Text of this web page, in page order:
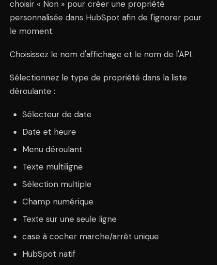
choisir « Non » pour créer une propriété
personnalisée dans HubSpot afin de l'ignorer pour
le moment.
Choisissez le nom d'affichage et le nom de l'API.
Sélectionnez le type de propriété dans la liste
déroulante :
Sélecteur de date
Date et heure
Menu déroulant
Texte multiligne
Sélection multiple
Champ numérique
Texte sur une seule ligne
case à cocher marche/arrêt unique
HubSpot natif